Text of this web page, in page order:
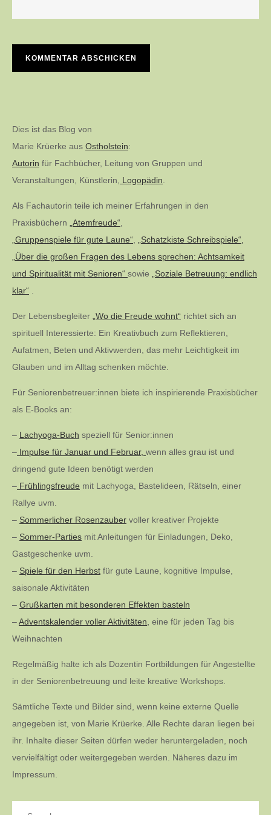
Dies ist das Blog von
Marie Krüerke aus Ostholstein:
Autorin für Fachbücher, Leitung von Gruppen und
Veranstaltungen, Künstlerin,
Logopädin
Als Fachautorin teile ich meiner Erfahrungen in den
Praxisbüchern
„Atemfreude“
„Gruppenspiele für gute Laune“
„Schatzkiste Schreibspiele“,
„Über die großen Fragen des Lebens sprechen: Achtsamkeit
und Spiritualität mit Senioren“ sowie
„Soziale Betreuung: endlich
klar“
Der Lebensbegleiter „Wo die Freude wohnt“ richtet sich an
spirituell Interessierte: Ein Kreativbuch zum Reflektieren,
Aufatmen, Beten und Aktivwerden, das mehr Leichtigkeit im
Glauben und im Alltag schenken möchte.
Für Seniorenbetreuer:innen biete ich inspirierende Praxisbücher
als E-Books an:
– Lachyoga-Buch speziell für Senior:innen
– Impulse für Januar und Februar, wenn alles grau ist und
dringend gute Ideen benötigt werden
– Frühlingsfreude mit Lachyoga, Bastelideen, Rätseln, einer
Rallye uvm.
– Sommerlicher Rosenzauber voller kreativer Projekte
– Sommer-Parties mit Anleitungen für Einladungen, Deko,
Gastgeschenke uvm.
– Spiele für den Herbst für gute Laune, kognitive Impulse,
saisonale Aktivitäten
– Grußkarten mit besonderen Effekten basteln
–Adventskalender voller Aktivitäten, eine für jeden Tag bis
Weihnachten
Regelmäßig halte ich als Dozentin Fortbildungen für Angestellte
in der Seniorenbetreuung und leite kreative Workshops.
Sämtliche Texte und Bilder sind, wenn keine externe Quelle
angegeben ist, von Marie Krüerke. Alle Rechte daran liegen bei
ihr. Inhalte dieser Seiten dürfen weder heruntergeladen, noch
vervielfältigt oder weitergegeben werden. Näheres dazu im
Impressum.